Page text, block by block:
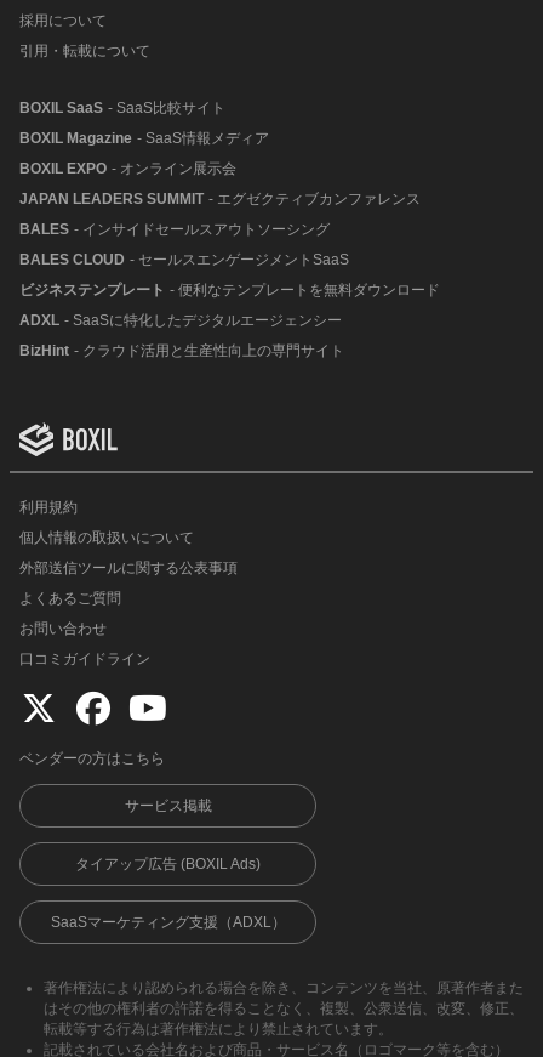
採用について
引用・転載について
BOXIL SaaS - SaaS比較サイト
BOXIL Magazine - SaaS情報メディア
BOXIL EXPO - オンライン展示会
JAPAN LEADERS SUMMIT - エグゼクティブカンファレンス
BALES - インサイドセールスアウトソーシング
BALES CLOUD - セールスエンゲージメントSaaS
ビジネステンプレート - 便利なテンプレートを無料ダウンロード
ADXL - SaaSに特化したデジタルエージェンシー
BizHint - クラウド活用と生産性向上の専門サイト
利用規約
個人情報の取扱いについて
外部送信ツールに関する公表事項
よくあるご質問
お問い合わせ
口コミガイドライン
ベンダーの方はこちら
サービス掲載
タイアップ広告 (BOXIL Ads)
SaaSマーケティング支援（ADXL）
著作権法により認められる場合を除き、コンテンツを当社、原著作者また
はその他の権利者の許諾を得ることなく、複製、公衆送信、改変、修正、
転載等する行為は著作権法により禁止されています。
記載されている会社名および商品・サービス名（ロゴマーク等を含む）